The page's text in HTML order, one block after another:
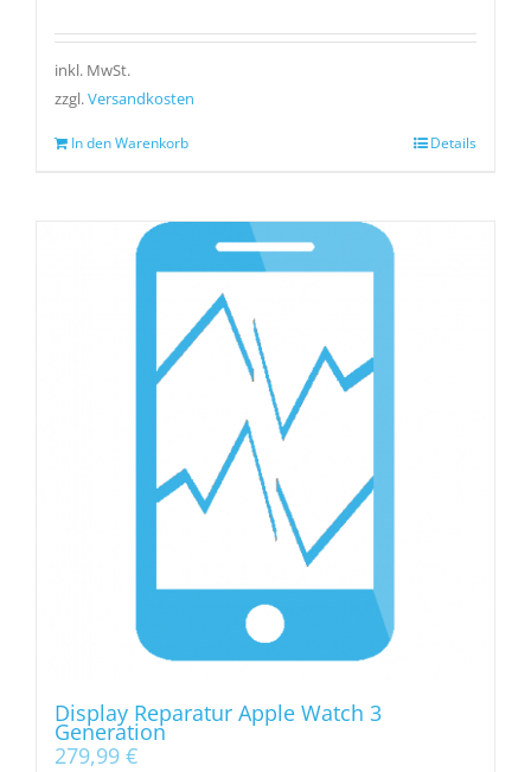
inkl. MwSt.
zzgl.Versandkosten
In den Warenkorb Details
Display Reparatur Apple Watch 3
Generation
279,99 €